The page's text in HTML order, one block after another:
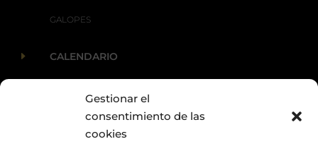
Gestionar el
consentimiento de las
cookies
GALOPES
E CALENDARIO
ACTUALIDAD